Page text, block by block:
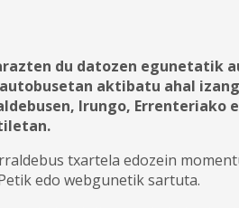
du datozen egunetatik
aktibatu ahal
Irungo,
txartela edozein
edo webgunetik sartuta.